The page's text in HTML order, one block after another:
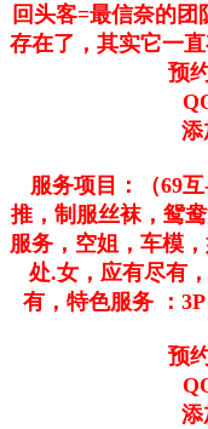
回头客=最信奈的
存在了，其实它一
预
添
服务项目：（69
推，制服丝袜，鸳
服务，空姐，车模
处.女，应有尽有
有，特色服务 ：
预
添